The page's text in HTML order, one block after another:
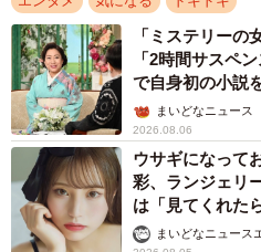
「ミステリーの
「2時間サスペ
で自身初の小説
屋】まいどなニュース
2026.08.06
ウサギになって
彩、ランジェリ
は「見てくれた
まいどなニュース